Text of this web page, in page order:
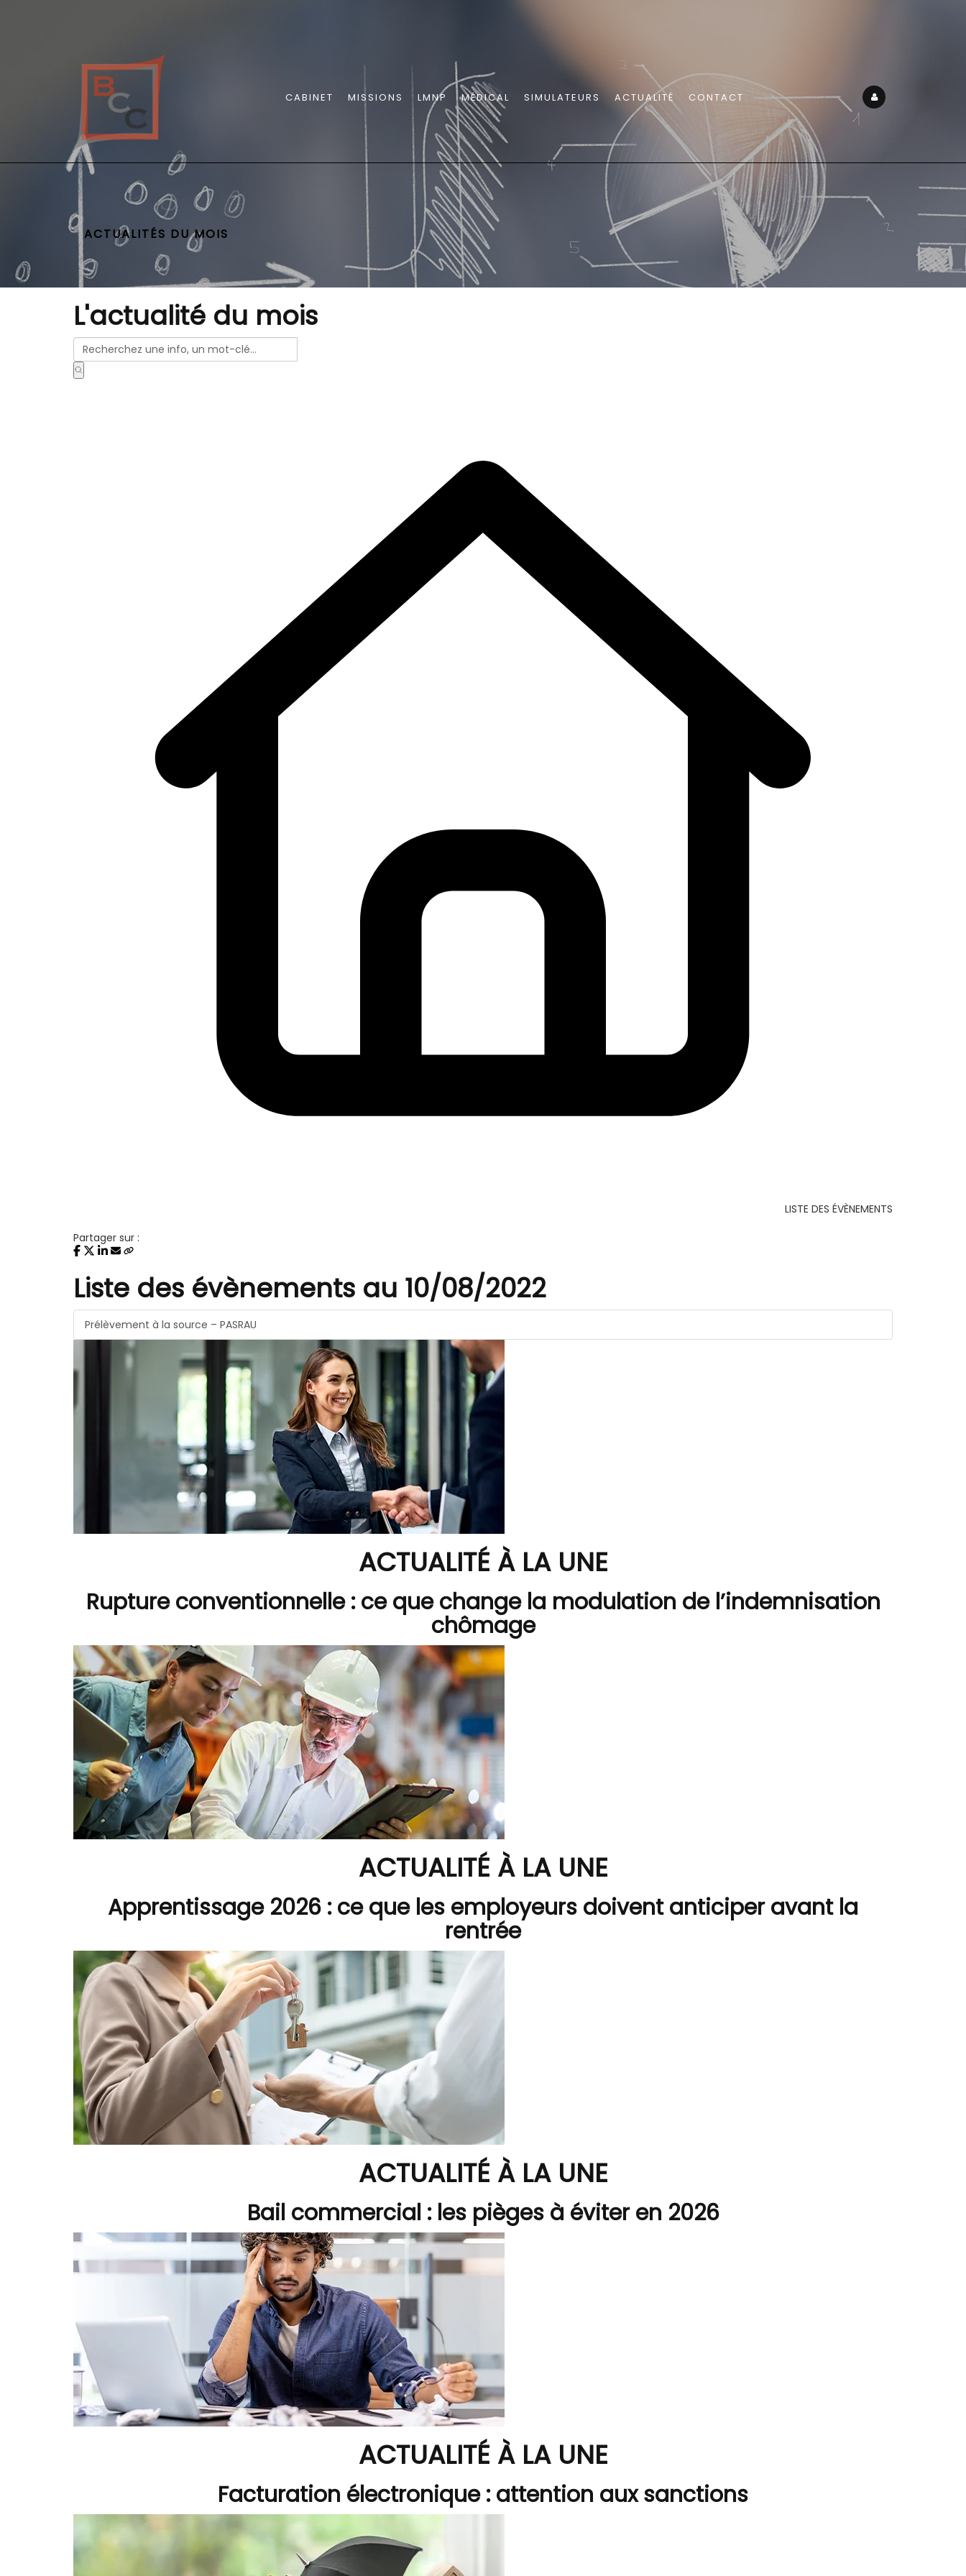
CABINET MISSIONS LMNP MÉDICAL SIMULATEURS ACTUALITÉ CONTACT
ACTUALITÉS DU MOIS
L'actualité du mois
LISTE DES ÉVÈNEMENTS
Partager sur :
Liste des évènements au 10/08/2022
Prélèvement à la source – PASRAU
ACTUALITÉ À LA UNE
Rupture conventionnelle : ce que change la modulation de l’indemnisation
chômage
ACTUALITÉ À LA UNE
Apprentissage 2026 : ce que les employeurs doivent anticiper avant la
rentrée
ACTUALITÉ À LA UNE
Bail commercial : les pièges à éviter en 2026
ACTUALITÉ À LA UNE
Facturation électronique : attention aux sanctions